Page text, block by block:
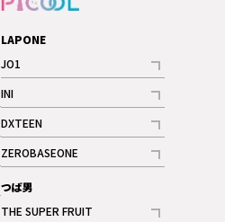
LAPONE
JO1
記事
INI
記事
ギャラリー
DXTEEN
記事
ギャラリー
ZEROBASEONE
記事
つば男
THE SUPER FRUIT